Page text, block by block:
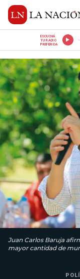
ESCUCHÁ
TU RADIO
PREFERIDA
Juan Carlos Baruja
mayor cantidad de